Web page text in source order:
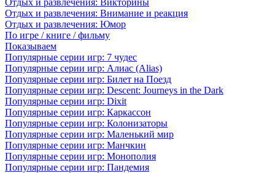
Отдых и развлечения: Викторины
Отдых и развлечения: Внимание и реакция
Отдых и развлечения: Юмор
По игре / книге / фильму
Показываем
Популярные серии игр: 7 чудес
Популярные серии игр: Алиас (Alias)
Популярные серии игр: Билет на Поезд
Популярные серии игр: Descent: Journeys in the Dark
Популярные серии игр: Dixit
Популярные серии игр: Каркассон
Популярные серии игр: Колонизаторы
Популярные серии игр: Маленький мир
Популярные серии игр: Манчкин
Популярные серии игр: Монополия
Популярные серии игр: Пандемия